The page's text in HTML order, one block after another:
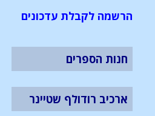
הרשמה לקבלת עדכונים
חנות הספרים
ארכיב רודולף שטיינר